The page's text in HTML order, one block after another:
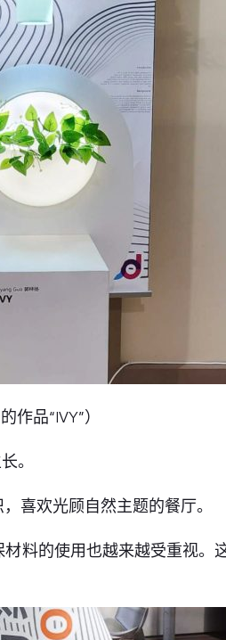
作品“IVY”）
。
喜欢光顾自然主题的餐厅。
料的使用也越来越受重视。